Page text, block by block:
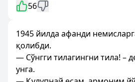
56
1945 йилда афанди
қолибди.
— Сўнгги тилагингни тила! –
унга.